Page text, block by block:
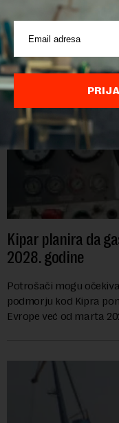
POVEZANI SADRŽAJI
Kipar planira da
2028. godine
Potrošači mogu
podmorju kod Kipra
Evrope već od marta